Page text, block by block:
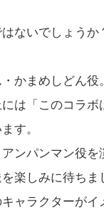
ないでしょうか
かまめしどん役
は「このコラ
す。
ンパンマン役を
楽しみに待ちま
ャラクターが